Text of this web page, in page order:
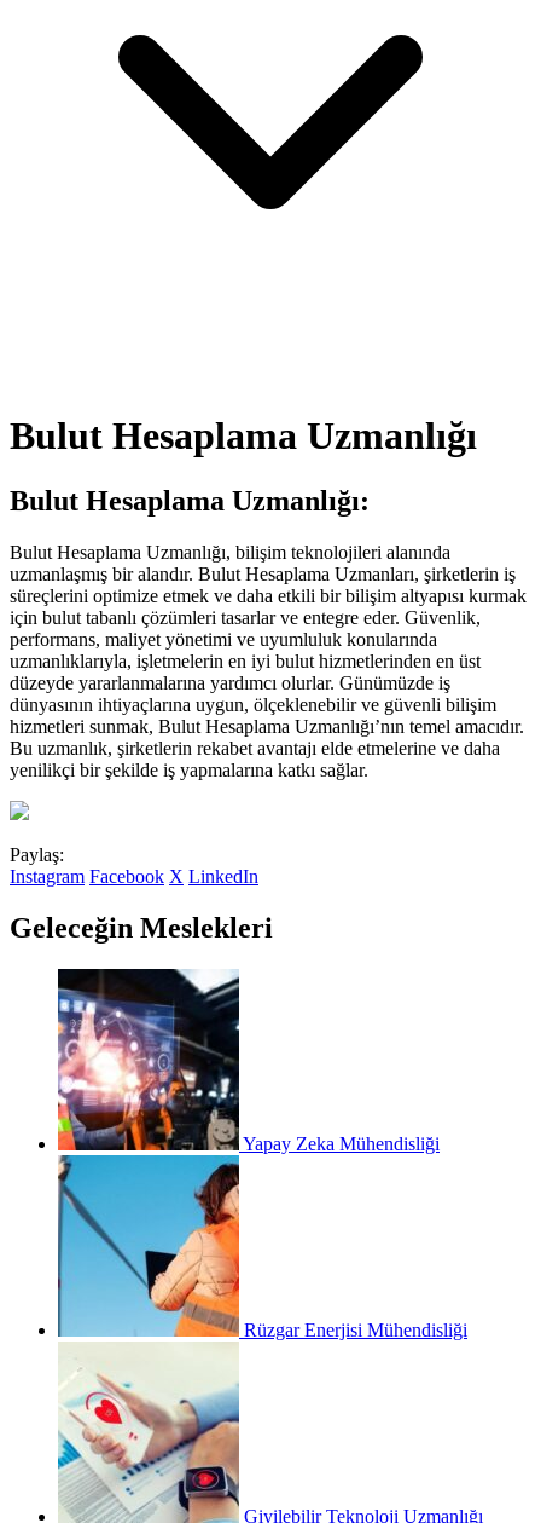
Bulut Hesaplama Uzmanlığı
Bulut Hesaplama Uzmanlığı:
Bulut Hesaplama Uzmanlığı, bilişim teknolojileri alanında
uzmanlaşmış bir alandır. Bulut Hesaplama Uzmanları, şirketlerin iş
süreçlerini optimize etmek ve daha etkili bir bilişim altyapısı kurmak
için bulut tabanlı çözümleri tasarlar ve entegre eder. Güvenlik,
performans, maliyet yönetimi ve uyumluluk konularında
uzmanlıklarıyla, işletmelerin en iyi bulut hizmetlerinden en üst
düzeyde yararlanmalarına yardımcı olurlar. Günümüzde iş
dünyasının ihtiyaçlarına uygun, ölçeklenebilir ve güvenli bilişim
hizmetleri sunmak, Bulut Hesaplama Uzmanlığı’nın temel amacıdır.
Bu uzmanlık, şirketlerin rekabet avantajı elde etmelerine ve daha
yenilikçi bir şekilde iş yapmalarına katkı sağlar.
Paylaş:
Instagram Facebook X LinkedIn
Geleceğin Meslekleri
Yapay Zeka Mühendisliği
Rüzgar Enerjisi Mühendisliği
Giyilebilir Teknoloji Uzmanlığı